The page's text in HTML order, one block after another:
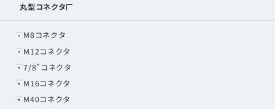
丸型コネクタ
M8コネクタ
M12コネクタ
7/8”コネクタ
M16コネクタ
M40コネクタ